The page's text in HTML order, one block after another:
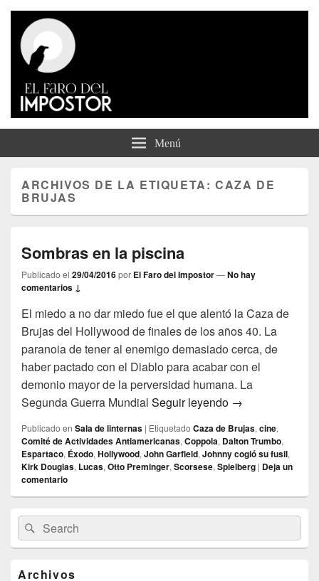
El Faro del Impostor
Menú
ARCHIVOS DE LA ETIQUETA:CAZA DE
BRUJAS
Sombras en la piscina
Publicado el 29/04/2016por El Faro del Impostor—No hay
comentarios ↓
El miedo a no dar miedo fue el que alentó la Caza de
Brujas del Hollywood de finales de los años 40. La
paranoia de tener al enemigo demasiado cerca, de
haber pactado con el Diablo para acabar con el
demonio mayor de la perversidad humana. La
Segunda Guerra Mundial Seguir leyendo Sombras en la
→
Publicado en Sala de linternas | Etiquetado Caza de Brujas, cine,
Comité de Actividades Antiamericanas, Coppola, Dalton Trumbo,
Espartaco, Éxodo, Hollywood, John Garfield, Johnny cogió su fusil,
Kirk Douglas, Lucas, Otto Preminger, Scorsese, Spielberg | Deja un
comentario
área
de
widget
lateral
Buscar
por:
Buscar
Archivos